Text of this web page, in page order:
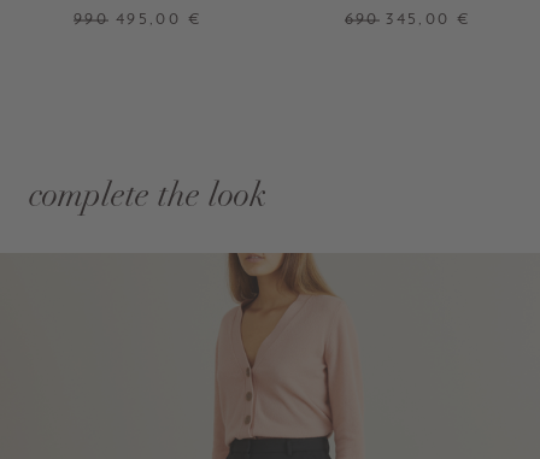
990 495,00 € 690 345,00 €
complete the look